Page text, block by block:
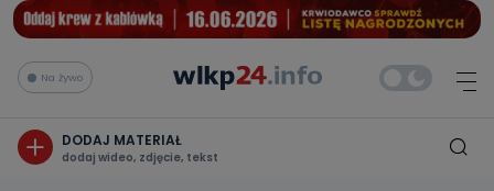
Na żywo
DODAJ MATERIAŁ
dodaj wideo, zdjęcie, tekst